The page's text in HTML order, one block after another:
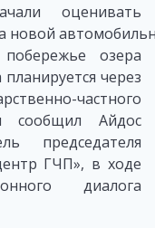
оценивать
новой
озера
через
частного
сообщил Айдос
председателя
ГЧП», в ходе
диалога